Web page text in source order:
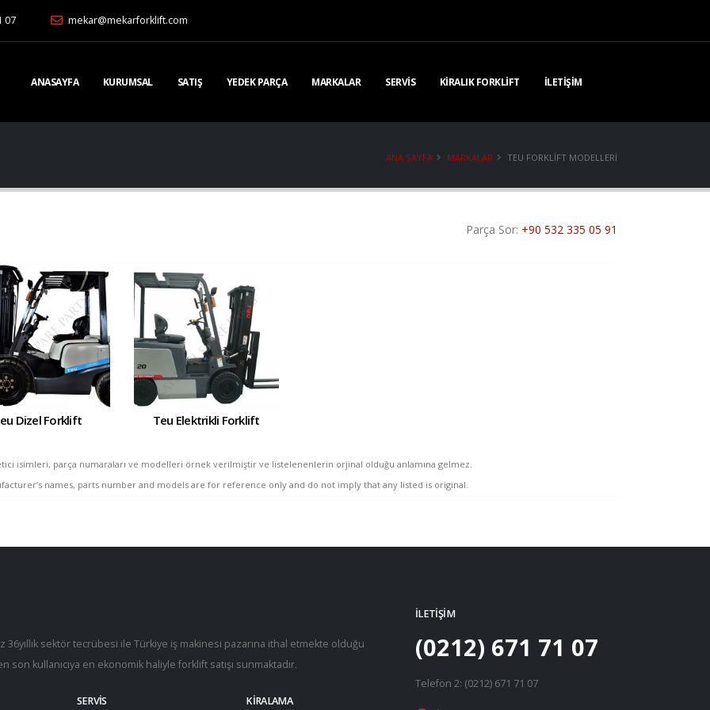
07 mekar@mekarforklift.com
ANASAYFA KURUMSAL SATIŞ YEDEK PARÇA MARKALAR SERVIS KIRALIK FORKLIFT İLETIŞIM
ANA SAYFA MARKALAR TEU FORKLIFT MODELLERI
Parça Sor: +90 532 335 05 91
Dizel Forklift Teu Elektrikli Forklift
isimleri, parça numaraları ve modelleri örnek verilmiştir ve listelenenlerin orjinal olduğu anlamına gelmez.
names, parts number and models are for reference only and do not imply that any listed is original.
36yıllık sektör tecrübesi ile Türkiye iş makinesi pazarına ithal etmekte olduğu
kullanıcıya en ekonomik haliyle forklift satışı sunmaktadır.
SERVIS KIRALAMA
İLETIŞIM
(0212) 671 71 07
Telefon 2: (0212) 671 71 07